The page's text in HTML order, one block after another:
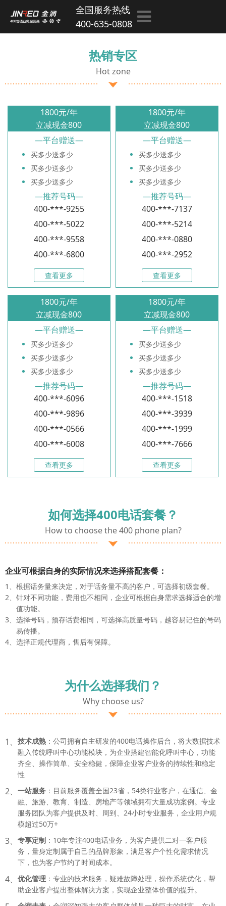
全国服务热线
400-635-0808
热销专区
Hot zone
1800元/年
立减现金800
—平台赠送—
买多少送多少
买多少送多少
买多少送多少
—推荐号码—
400-***-9255
400-***-5022
400-***-9558
400-***-6800
查看更多
1800元/年
立减现金800
—平台赠送—
买多少送多少
买多少送多少
买多少送多少
—推荐号码—
400-***-7137
400-***-5214
400-***-0880
400-***-2952
查看更多
1800元/年
立减现金800
—平台赠送—
买多少送多少
买多少送多少
买多少送多少
—推荐号码—
400-***-6096
400-***-9896
400-***-0566
400-***-6008
查看更多
1800元/年
立减现金800
—平台赠送—
买多少送多少
买多少送多少
买多少送多少
—推荐号码—
400-***-1518
400-***-3939
400-***-1999
400-***-7666
查看更多
如何选择400电话套餐？
How to choose the 400 phone plan?
企业可根据自身的实际情况来选择搭配套餐：
1、 根据话务量来决定，对于话务量不高的客户，可选择初级套餐。
2、 针对不同功能，费用也不相同，企业可根据自身需求选择适合的增
值功能。
3、 选择号码，预存话费相同，可选择高质量号码，越容易记住的号码
易传播。
4、 选择正规代理商，售后有保障。
为什么选择我们？
Why choose us?
1、 技术成熟 ：公司拥有自主研发的400电话操作后台，将大数据技术
融入传统呼叫中心功能模块，为企业搭建智能化呼叫中心，功能
齐全、操作简单、安全稳健，保障企业客户业务的持续性和稳定
性
2、 一站服务 ：目前服务覆盖全国23省，54类行业客户，在通信、金
融、旅游、教育、制造、房地产等领域拥有大量成功案例。专业
服务团队为客户提供及时、周到、24小时专业服务，企业用户规
模超过50万+
3、 专享定制 ：10年专注400电话业务，为客户提供二对一客户服
务，量身定制属于自己的品牌形象，满足客户个性化需求情况
下，也为客户节约了时间成本。
4、 优化管理 ：专业的技术服务，疑难故障处理，操作系统优化，帮
助企业客户提出整体解决方案，实现企业整体价值的提升。